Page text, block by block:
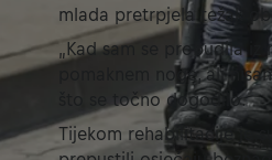
mlada pretrpjela težak
„Kad sam se probudila
pomaknem noge, ali
što se točno dogodilo.
Tijekom rehabilitacije je